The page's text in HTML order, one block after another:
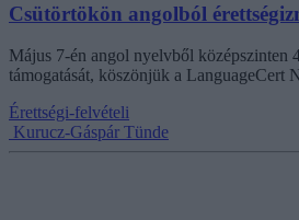
Csütörtökön angolból
Május 7-én angol nyelvből középszinten
támogatását, köszönjük a LanguageCert
Érettségi-felvételi
Kurucz-Gáspár Tünde